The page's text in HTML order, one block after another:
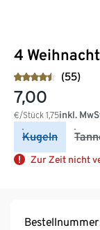
4
(55)
7,00
€/Stück 1,75inkl.
Kugeln
Zur Zeit nicht
Bestellnummer: